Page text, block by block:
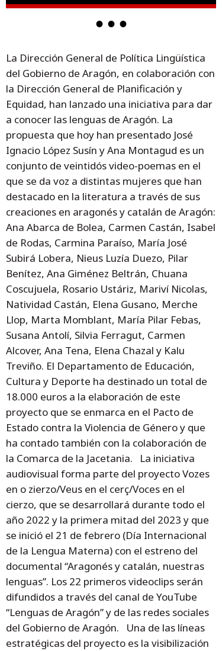
La Dirección General de Política Lingüística
del Gobierno de Aragón, en colaboración con
la Dirección General de Planificación y
Equidad, han lanzado una iniciativa para dar
a conocer las lenguas de Aragón. La
propuesta que hoy han presentado José
Ignacio López Susín y Ana Montagud es un
conjunto de veintidós video-poemas en el
que se da voz a distintas mujeres que han
destacado en la literatura a través de sus
creaciones en aragonés y catalán de Aragón:
Ana Abarca de Bolea, Carmen Castán, Isabel
de Rodas, Carmina Paraíso, María José
Subirá Lobera, Nieus Luzía Duezo, Pilar
Benítez, Ana Giménez Beltrán, Chuana
Coscujuela, Rosario Ustáriz, Mariví Nicolas,
Natividad Castán, Elena Gusano, Merche
Llop, Marta Momblant, María Pilar Febas,
Susana Antolí, Silvia Ferragut, Carmen
Alcover, Ana Tena, Elena Chazal y Kalu
Treviño. El Departamento de Educación,
Cultura y Deporte ha destinado un total de
18.000 euros a la elaboración de este
proyecto que se enmarca en el Pacto de
Estado contra la Violencia de Género y que
ha contado también con la colaboración de
la Comarca de la Jacetania. La iniciativa
audiovisual forma parte del proyecto Vozes
en o zierzo/Veus en el cerç/Voces en el
cierzo, que se desarrollará durante todo el
año 2022 y la primera mitad del 2023 y que
se inició el 21 de febrero (Día Internacional
de la Lengua Materna) con el estreno del
documental “Aragonés y catalán, nuestras
lenguas”. Los 22 primeros videoclips serán
difundidos a través del canal de YouTube
“Lenguas de Aragón” y de las redes sociales
del Gobierno de Aragón. Una de las líneas
estratégicas del proyecto es la visibilización